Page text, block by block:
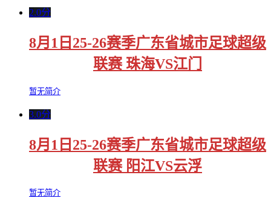
2.0分
8月1日25-26赛季广东省城市足球超级
联赛 珠海VS江门
暂无简介
3.0分
8月1日25-26赛季广东省城市足球超级
联赛 阳江VS云浮
暂无简介